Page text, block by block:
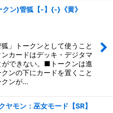
ン)管狐【-】{-}《黄》
」トークンとして使うこと
カードはデッキ・デジタマ
ができない。■トークンは進
ンの下にカードを置くこと
クンが…
ヤモン：巫女モード【SR】